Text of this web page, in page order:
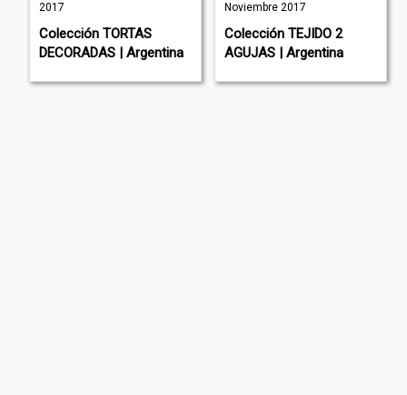
2017
Colección TORTAS
DECORADAS | Argentina
Noviembre 2017
Colección TEJIDO 2
AGUJAS | Argentina